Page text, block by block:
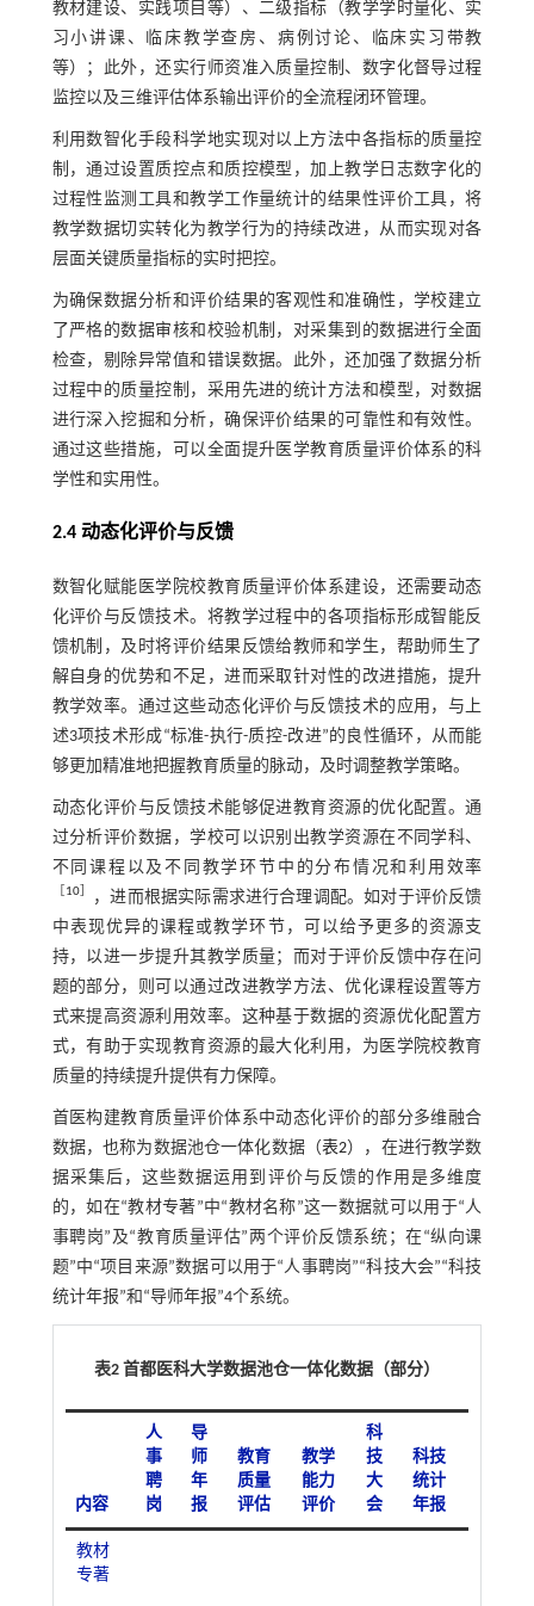
教材建设、实践项目等）、二级指标（教学学时量化、实
习小讲课、临床教学查房、病例讨论、临床实习带教
等）；此外，还实行师资准入质量控制、数字化督导过程
监控以及三维评估体系输出评价的全流程闭环管理。
利用数智化手段科学地实现对以上方法中各指标的质量控
制，通过设置质控点和质控模型，加上教学日志数字化的
过程性监测工具和教学工作量统计的结果性评价工具，将
教学数据切实转化为教学行为的持续改进，从而实现对各
层面关键质量指标的实时把控。
为确保数据分析和评价结果的客观性和准确性，学校建立
了严格的数据审核和校验机制，对采集到的数据进行全面
检查，剔除异常值和错误数据。此外，还加强了数据分析
过程中的质量控制，采用先进的统计方法和模型，对数据
进行深入挖掘和分析，确保评价结果的可靠性和有效性。
通过这些措施，可以全面提升医学教育质量评价体系的科
学性和实用性。
2.4 动态化评价与反馈
数智化赋能医学院校教育质量评价体系建设，还需要动态
化评价与反馈技术。将教学过程中的各项指标形成智能反
馈机制，及时将评价结果反馈给教师和学生，帮助师生了
解自身的优势和不足，进而采取针对性的改进措施，提升
教学效率。通过这些动态化评价与反馈技术的应用，与上
述3项技术形成“标准-执行-质控-改进”的良性循环，从而能
够更加精准地把握教育质量的脉动，及时调整教学策略。
动态化评价与反馈技术能够促进教育资源的优化配置。通
过分析评价数据，学校可以识别出教学资源在不同学科、
不同课程以及不同教学环节中的分布情况和利用效率
［10］
，进而根据实际需求进行合理调配。如对于评价反馈
中表现优异的课程或教学环节，可以给予更多的资源支
持，以进一步提升其教学质量；而对于评价反馈中存在问
题的部分，则可以通过改进教学方法、优化课程设置等方
式来提高资源利用效率。这种基于数据的资源优化配置方
式，有助于实现教育资源的最大化利用，为医学院校教育
质量的持续提升提供有力保障。
首医构建教育质量评价体系中动态化评价的部分多维融合
数据，也称为数据池仓一体化数据（表2），在进行教学数
据采集后，这些数据运用到评价与反馈的作用是多维度
的，如在“教材专著”中“教材名称”这一数据就可以用于“人
事聘岗”及“教育质量评估”两个评价反馈系统；在“纵向课
题”中“项目来源”数据可以用于“人事聘岗”“科技大会”“科技
统计年报”和“导师年报”4个系统。
表2 首都医科大学数据池仓一体化数据（部分）
内容
人
事
聘
岗
导
师
年
报
教育
质量
评估
教学
能力
评价
科
技
大
会
科技
统计
年报
教材
专著